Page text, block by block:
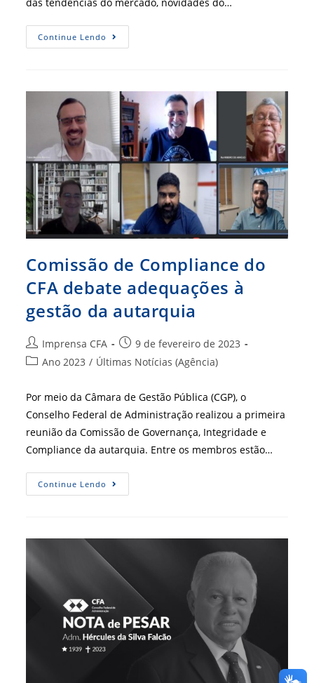
das tendências do mercado, novidades do…
Continue Lendo Rádio
ADM
E
Versátil
Comissão de Compliance do
CFA debate adequações à
gestão da autarquia
Autor
do
Imprensa CFA
Post
publicado:
9 de fevereiro de 2023
Categoria
post:
Ano 2023 / Últimas Notícias (Agência)
Por meio da Câmara de Gestão Pública (CGP), o
Conselho Federal de Administração realizou a primeira
reunião da Comissão de Governança, Integridade e
Compliance da autarquia. Entre os membros estão…
Continue Lendo Comissão
De
Gestão
Da
Autarquia